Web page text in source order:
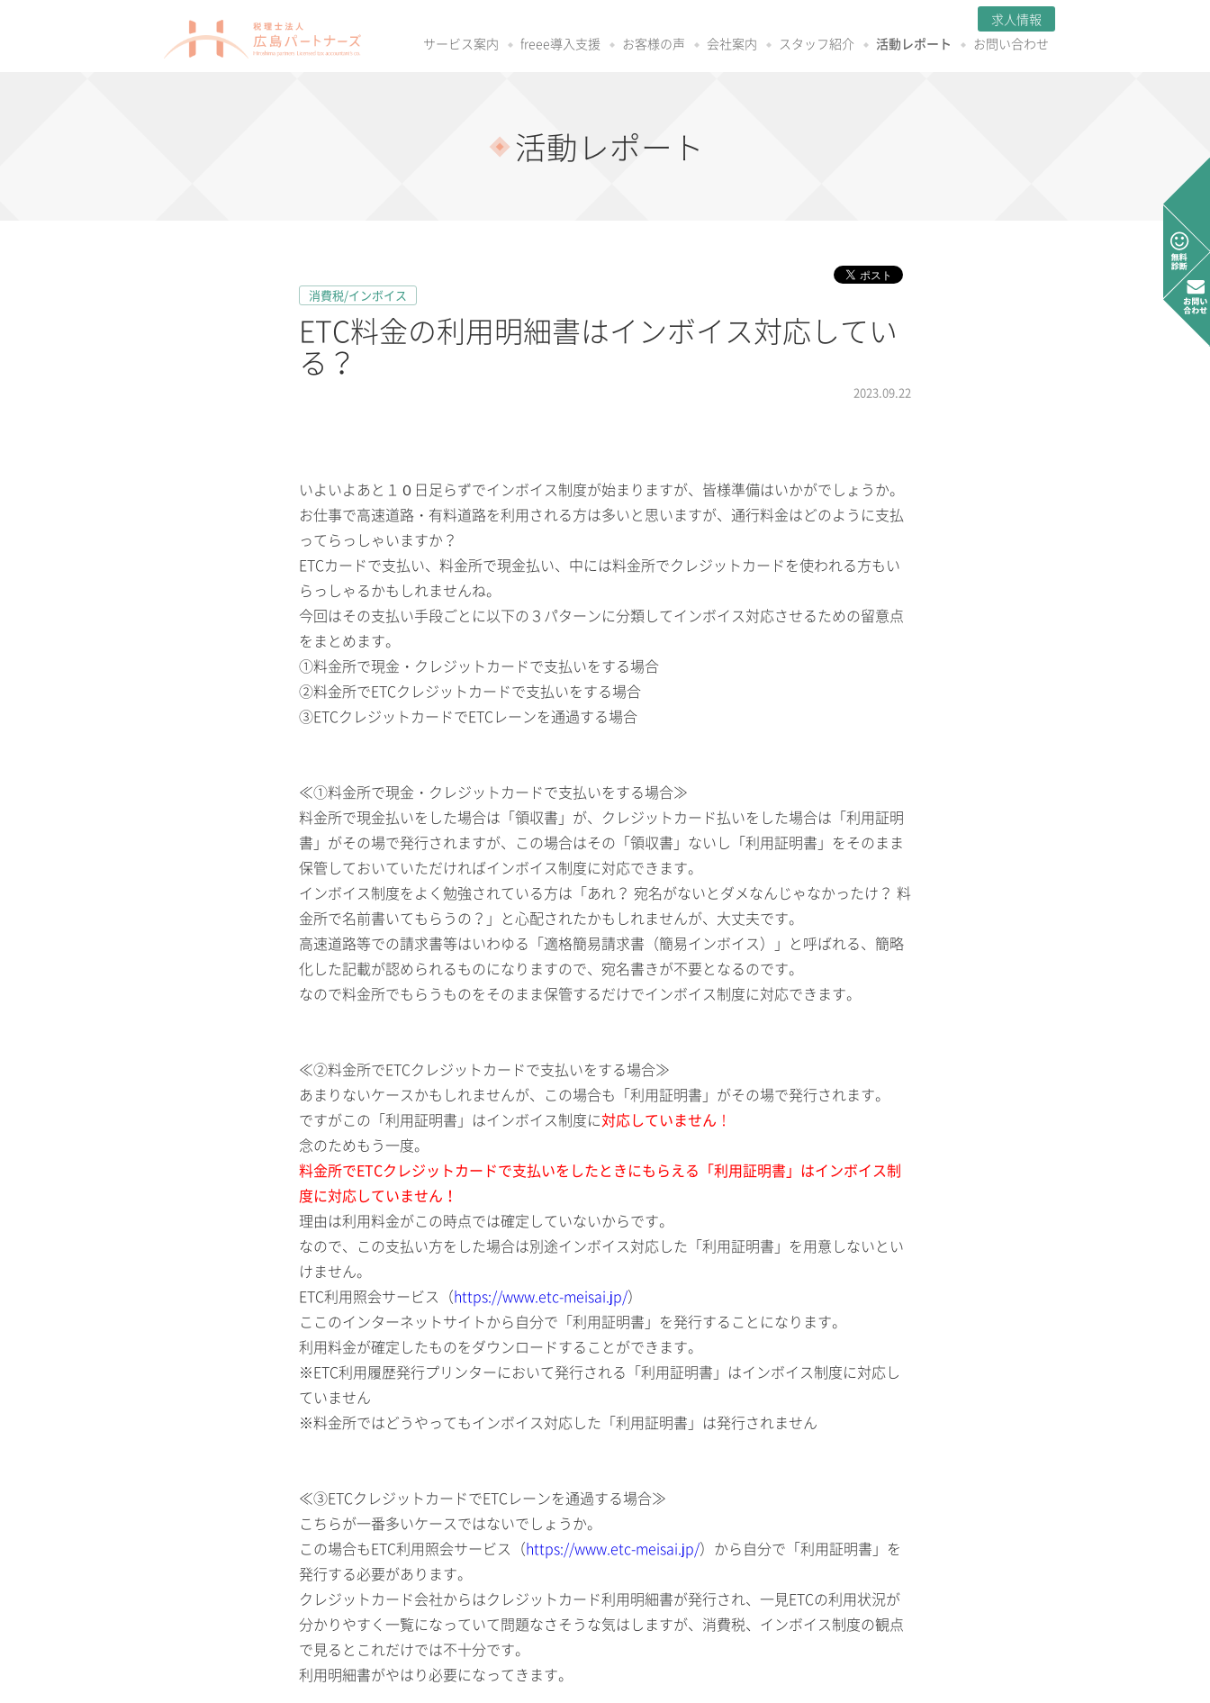
サービス案内 freee導入支援 お客様の声 会社案内 スタッフ紹介 活動レポート お問い合わせ
求人情報
活動レポート
消費税/インボイス
ETC料金の利用明細書はインボイス対応してい
る？
2023.09.22
いよいよあと１０日足らずでインボイス制度が始まりますが、皆様準備はいかがでしょうか。
お仕事で高速道路・有料道路を利用される方は多いと思いますが、通行料金はどのように支払
ってらっしゃいますか？
ETCカードで支払い、料金所で現金払い、中には料金所でクレジットカードを使われる方もい
らっしゃるかもしれませんね。
今回はその支払い手段ごとに以下の３パターンに分類してインボイス対応させるための留意点
をまとめます。
①料金所で現金・クレジットカードで支払いをする場合
②料金所でETCクレジットカードで支払いをする場合
③ETCクレジットカードでETCレーンを通過する場合
≪①料金所で現金・クレジットカードで支払いをする場合≫
料金所で現金払いをした場合は「領収書」が、クレジットカード払いをした場合は「利用証明
書」がその場で発行されますが、この場合はその「領収書」ないし「利用証明書」をそのまま
保管しておいていただければインボイス制度に対応できます。
インボイス制度をよく勉強されている方は「あれ？ 宛名がないとダメなんじゃなかったけ？ 料
金所で名前書いてもらうの？」と心配されたかもしれませんが、大丈夫です。
高速道路等での請求書等はいわゆる「適格簡易請求書（簡易インボイス）」と呼ばれる、簡略
化した記載が認められるものになりますので、宛名書きが不要となるのです。
なので料金所でもらうものをそのまま保管するだけでインボイス制度に対応できます。
≪②料金所でETCクレジットカードで支払いをする場合≫
あまりないケースかもしれませんが、この場合も「利用証明書」がその場で発行されます。
ですがこの「利用証明書」はインボイス制度に対応していません ！
念のためもう一度。
料金所でETCクレジットカードで支払いをしたときにもらえる「利用証明書」はインボイス制
度に対応していません！
理由は利用料金がこの時点では確定していないからです。
なので、この支払い方をした場合は別途インボイス対応した「利用証明書」を用意しないとい
けません。
ETC利用照会サービス（https://www.etc-meisai.jp/）
ここのインターネットサイトから自分で「利用証明書」を発行することになります。
利用料金が確定したものをダウンロードすることができます。
※ETC利用履歴発行プリンターにおいて発行される「利用証明書」はインボイス制度に対応し
ていません
※料金所ではどうやってもインボイス対応した「利用証明書」は発行されません
≪③ETCクレジットカードでETCレーンを通過する場合≫
こちらが一番多いケースではないでしょうか。
この場合もETC利用照会サービス（https://www.etc-meisai.jp/）から自分で「利用証明書」を
発行する必要があります。
クレジットカード会社からはクレジットカード利用明細書が発行され、一見ETCの利用状況が
分かりやすく一覧になっていて問題なさそうな気はしますが、消費税、インボイス制度の観点
で見るとこれだけでは不十分です。
利用明細書がやはり必要になってきます。